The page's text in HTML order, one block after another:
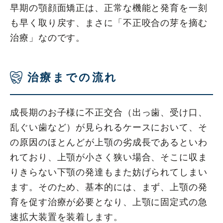
早期の顎顔面矯正は、正常な機能と発育を一刻
も早く取り戻す、まさに「不正咬合の芽を摘む
治療」なのです。
治療までの流れ
成長期のお子様に不正交合（出っ歯、受け口、
乱ぐい歯など）が見られるケースにおいて、そ
の原因のほとんどが上顎の劣成長であるといわ
れており、上顎が小さく狭い場合、そこに収ま
りきらない下顎の発達もまた妨げられてしまい
ます。そのため、基本的には、まず、上顎の発
育を促す治療が必要となり、上顎に固定式の急
速拡大装置を装着します。